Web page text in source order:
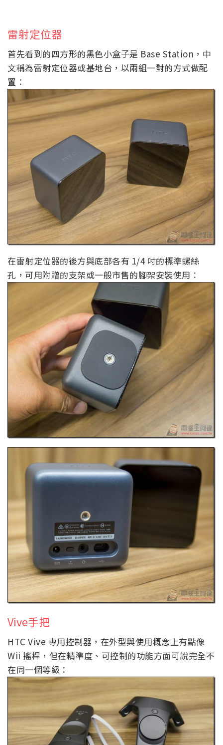
雷射定位器
首先看到的四方形的黑色小盒子是 Base Station，中
文稱為雷射定位器或基地台，以兩組一對的方式做配
置：
在雷射定位器的後方與底部各有 1/4 吋的標準螺絲
孔，可用附贈的支架或一般市售的腳架安裝使用：
Vive手把
HTC Vive 專用控制器，在外型與使用概念上有點像
Wii 搖桿，但在精準度、可控制的功能方面可說完全不
在同一個等級：